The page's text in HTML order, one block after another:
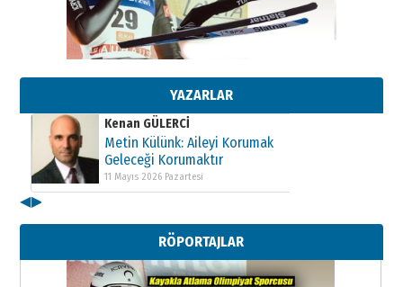
YAZARLAR
Kenan GÜLERCİ
Metin Külünk: Aileyi Korumak
Geleceği Korumaktır
11 Mayıs 2026 Pazartesi
Kenan GÜLERCİ
Metin Külünk: Aileyi Korumak
Geleceği Korumaktır
11 Mayıs 2026 Pazartesi
Metin Külünk: Aileyi Korumak
Geleceği Korumaktır
11 Mayıs 2026 Pazartesi
◀▶
RÖPORTAJLAR